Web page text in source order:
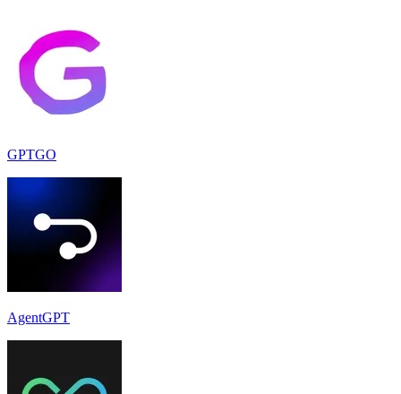
GPTGO
AgentGPT